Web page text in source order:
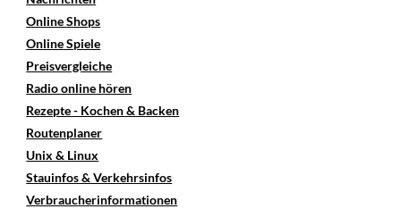
Online Shops
Online Spiele
Preisvergleiche
Radio online hören
Rezepte - Kochen & Backen
Routenplaner
Unix & Linux
Stauinfos & Verkehrsinfos
Verbraucherinformationen